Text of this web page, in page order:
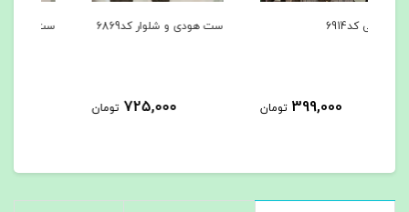
ست هودی و شلوار کد6869
725,000
ست هودی و شلوار کد6867
725,000